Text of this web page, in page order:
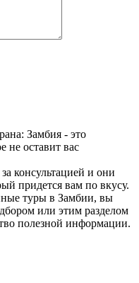
Замбия - это
не оставит вас
консультацией и они
придется вам по вкусу.
туры в Замбии, вы
или этим разделом
полезной информации.